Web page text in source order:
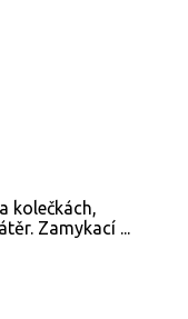
kolečkách,
Zamykací ...